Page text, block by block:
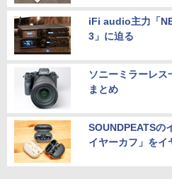
iFi audio主力「
3」に迫る
ソニーミラーレ
まとめ
SOUNDPEATSの
イヤーカフ」をイ